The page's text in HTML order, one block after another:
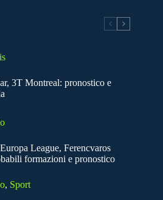
3T Montreal: pronostico e
League, Ferencvaros
formazioni e pronostico
, Sport